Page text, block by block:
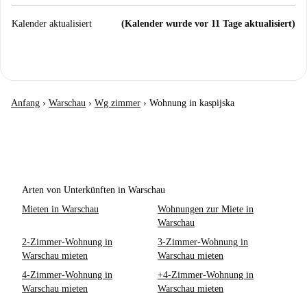
Kalender aktualisiert (Kalender wurde vor 11 Tage aktualisiert)
Anfang › Warschau › Wg zimmer › Wohnung in kaspijska
Arten von Unterkünften in Warschau
Mieten in Warschau
Wohnungen zur Miete in
Warschau
2-Zimmer-Wohnung in
Warschau mieten
3-Zimmer-Wohnung in
Warschau mieten
4-Zimmer-Wohnung in
Warschau mieten
+4-Zimmer-Wohnung in
Warschau mieten